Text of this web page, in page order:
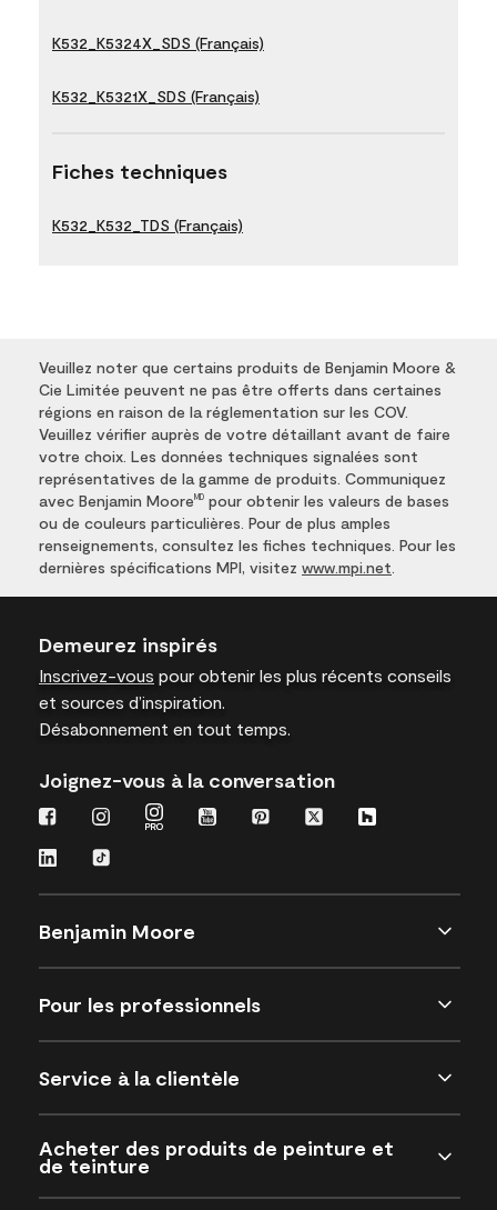
K532_K5324X_SDS (Français)
K532_K5321X_SDS (Français)
Fiches techniques
K532_K532_TDS (Français)
Veuillez noter que certains produits de Benjamin Moore &
Cie Limitée peuvent ne pas être offerts dans certaines
régions en raison de la réglementation sur les COV.
Veuillez vérifier auprès de votre détaillant avant de faire
votre choix. Les données techniques signalées sont
représentatives de la gamme de produits. Communiquez
avec Benjamin Moore MD pour obtenir les valeurs de bases
ou de couleurs particulières. Pour de plus amples
renseignements, consultez les fiches techniques. Pour les
dernières spécifications MPI, visitez www.mpi.net
Demeurez inspirés
Inscrivez-vous pour obtenir les plus récents conseils
et sources d’inspiration.
Désabonnement en tout temps.
Joignez-vous à la conversation
Benjamin Moore
Pour les professionnels
Service à la clientèle
Acheter des produits de peinture et
de teinture